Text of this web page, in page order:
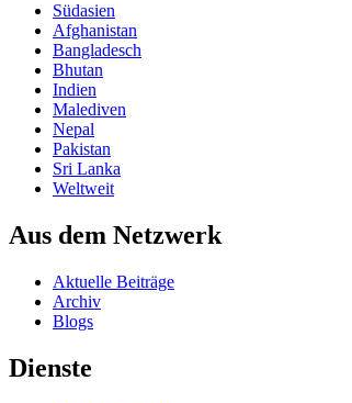
Südasien
Afghanistan
Bangladesch
Bhutan
Indien
Malediven
Nepal
Pakistan
Sri Lanka
Weltweit
Aus dem Netzwerk
Aktuelle Beiträge
Archiv
Blogs
Dienste